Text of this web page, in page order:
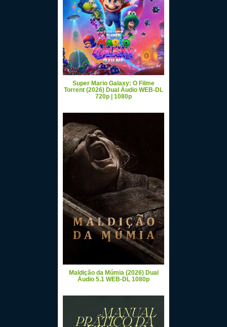
Super Mario Galaxy: O Filme
Torrent (2026) Dual Áudio WEB-DL
720p | 1080p
Maldição da Múmia (2026) Dual
Áudio 5.1 WEB-DL 1080p